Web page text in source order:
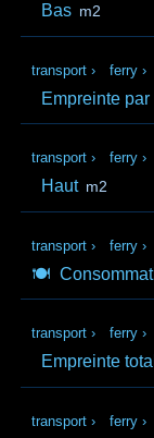
Bas m2
transport › ferry ›
Empreinte
transport › ferry ›
Haut m2
transport › ferry ›
🍽️
transport › ferry ›
Empreinte
transport › ferry ›